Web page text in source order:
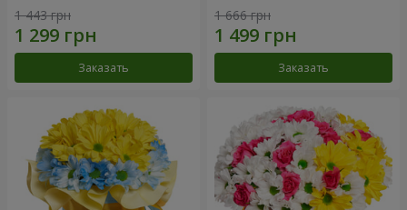
1 443 грн
Заказать
1 666 грн
Заказать